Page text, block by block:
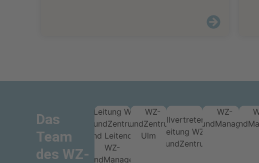
Ihre persönliche
Therapie
Das
Team
des WZ-